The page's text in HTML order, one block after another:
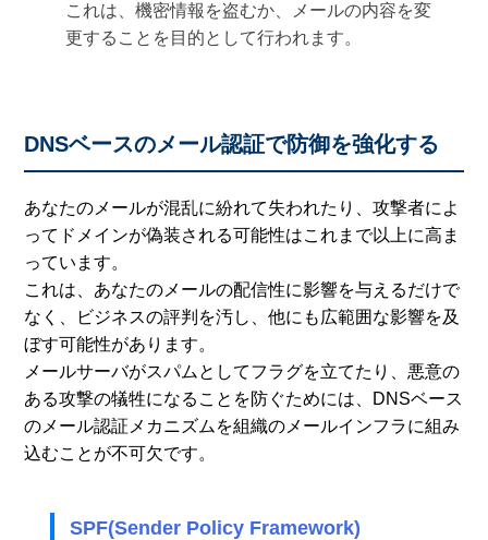
これは、機密情報を盗むか、メールの内容を変
更することを目的として行われます。
DNSベースのメール認証で防御を強化する
あなたのメールが混乱に紛れて失われたり、攻撃者によ
ってドメインが偽装される可能性はこれまで以上に高ま
っています。
これは、あなたのメールの配信性に影響を与えるだけで
なく、ビジネスの評判を汚し、他にも広範囲な影響を及
ぼす可能性があります。
メールサーバがスパムとしてフラグを立てたり、悪意の
ある攻撃の犠牲になることを防ぐためには、DNSベース
のメール認証メカニズムを組織のメールインフラに組み
込むことが不可欠です。
SPF(Sender Policy Framework)